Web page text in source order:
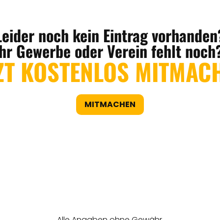
noch kein Eintrag
Gewerbe oder Verein fehlt
KOSTENLOS
MITMACHEN